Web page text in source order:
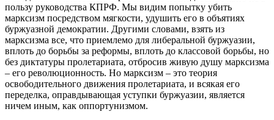
пользу руководства КПРФ. Мы видим попытку убить
марксизм посредством мягкости, удушить его в объятиях
буржуазной демократии. Другими словами, взять из
марксизма все, что приемлемо для либеральной буржуазии,
вплоть до борьбы за реформы, вплоть до классовой борьбы, но
без диктатуры пролетариата, отбросив живую душу марксизма
– его революционность. Но марксизм – это теория
освободительного движения пролетариата, и всякая его
переделка, оправдывающая уступки буржуазии, является
ничем иным, как оппортунизмом.